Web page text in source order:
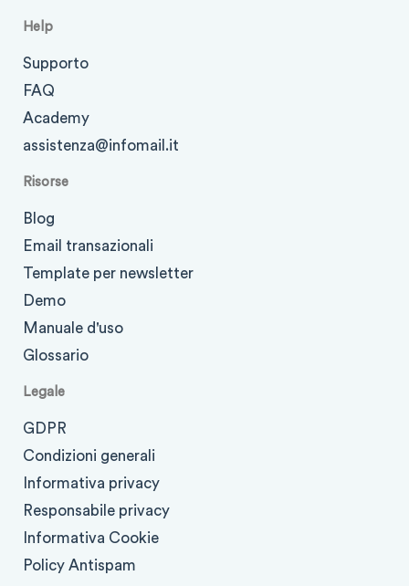
Help
Supporto
FAQ
Academy
assistenza@infomail.it
Risorse
Blog
Email transazionali
Template per newsletter
Demo
Manuale d'uso
Glossario
Legale
GDPR
Condizioni generali
Informativa privacy
Responsabile privacy
Informativa Cookie
Policy Antispam